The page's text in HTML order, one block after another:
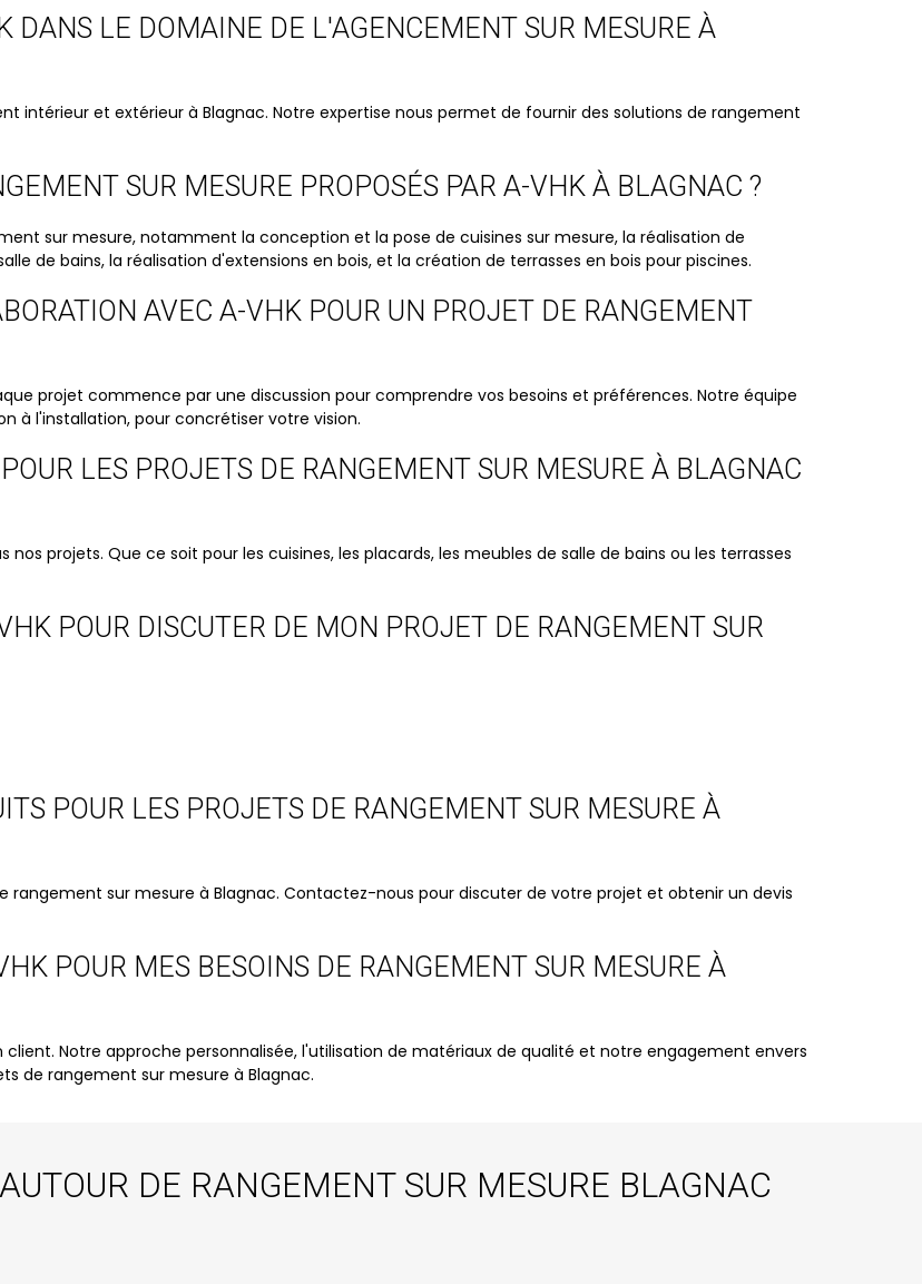
DANS LE DOMAINE DE L'AGENCEMENT SUR MESURE À
intérieur et extérieur à Blagnac. Notre expertise nous permet de fournir des solutions de rangement
SUR MESURE PROPOSÉS PAR A-VHK À BLAGNAC ?
sur mesure, notamment la conception et la pose de cuisines sur mesure, la réalisation de
de bains, la réalisation d'extensions en bois, et la création de terrasses en bois pour piscines.
AVEC A-VHK POUR UN PROJET DE RANGEMENT
projet commence par une discussion pour comprendre vos besoins et préférences. Notre équipe
à l'installation, pour concrétiser votre vision.
LES PROJETS DE RANGEMENT SUR MESURE À BLAGNAC
projets. Que ce soit pour les cuisines, les placards, les meubles de salle de bains ou les terrasses
POUR DISCUTER DE MON PROJET DE RANGEMENT SUR
POUR LES PROJETS DE RANGEMENT SUR MESURE À
rangement sur mesure à Blagnac. Contactez-nous pour discuter de votre projet et obtenir un devis
POUR MES BESOINS DE RANGEMENT SUR MESURE À
Notre approche personnalisée, l'utilisation de matériaux de qualité et notre engagement envers
de rangement sur mesure à Blagnac.
DE RANGEMENT SUR MESURE BLAGNAC